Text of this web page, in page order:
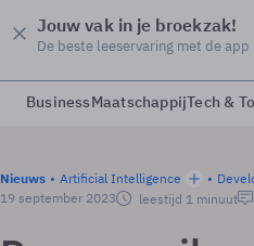
Jouw vak in je broekzak!
De beste leeservaring met de app
BusinessMaatschappijTech &
Nieuws Artificial Intelligence
19 september 2023
leestijd 1 minuut